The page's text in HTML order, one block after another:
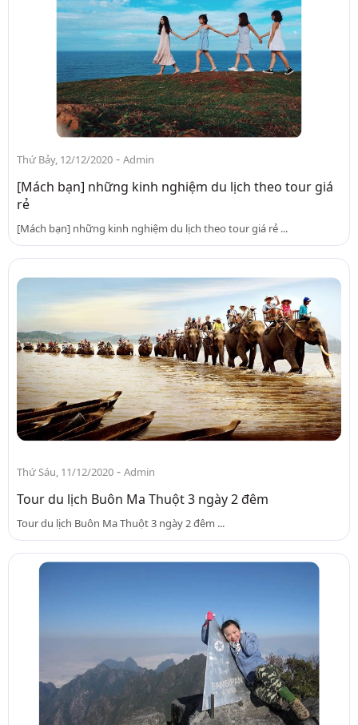
Thứ Bảy, 12/12/2020 - Admin
[Mách bạn] những kinh nghiệm du lịch theo tour giá
rẻ
[Mách bạn] những kinh nghiệm du lịch theo tour giá rẻ ...
Thứ Sáu, 11/12/2020 - Admin
Tour du lịch Buôn Ma Thuột 3 ngày 2 đêm
Tour du lịch Buôn Ma Thuột 3 ngày 2 đêm ...